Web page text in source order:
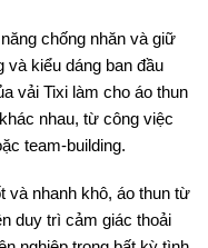
chống nhăn và giữ
và kiểu dáng ban đầu
vải Tixi làm cho áo thun
nhau, từ công việc
team-building.
và nhanh khô, áo thun từ
duy trì cảm giác thoải